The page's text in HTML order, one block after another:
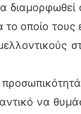
διαμορφωθεί
οποίο τους
να